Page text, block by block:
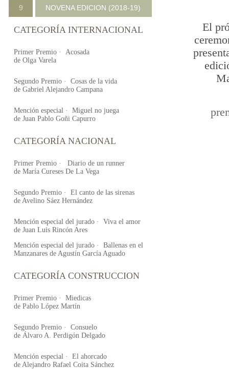
9 NOVENA EDICION (2018-19)
CATEGORÍA INTERNACIONAL
Primer Premio · Acosada
de Olga Varela
Segundo Premio · Cosas de la vida
de Gabriel Alejandro Campana
Mención especial · Miguel no juega
de Juan Pablo Goñi Capurro
CATEGORÍA NACIONAL
Primer Premio · Diario de un runner
de María Cureses De La Vega
Segundo Premio · El canto de las sirenas
de Avelino Sáez Hernández
Mención especial del jurado · Viva el amor
de Juan Luis Rincón Ares
Mención especial del jurado · Ballenas en el
Manzanares de Agustín García Aguado
CATEGORÍA CONSTRUCCION
Primer Premio · Miedicas
de Pablo López Martín
Segundo Premio · Consuelo
de Álvaro A. Perdigón Delgado
Mención especial · El ahorcado
de Alejandro Rafael Coita Sánchez
El